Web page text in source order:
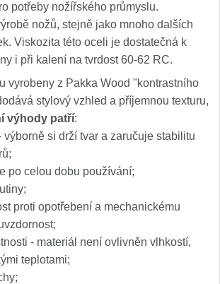
potřeby nožířského průmyslu.
nožů, stejně jako mnoho dalších
Viskozita této oceli je dostatečná k
i při kalení na tvrdost 60-62 RC.
vyrobeny z Pakka Wood "kontrastního
stylový vzhled a příjemnou texturu,
výhody patří:
výborně si drží tvar a zaručuje stabilitu
po celou dobu používání;
proti opotřebení a mechanickému
- materiál není ovlivněn vlhkostí,
teplotami;